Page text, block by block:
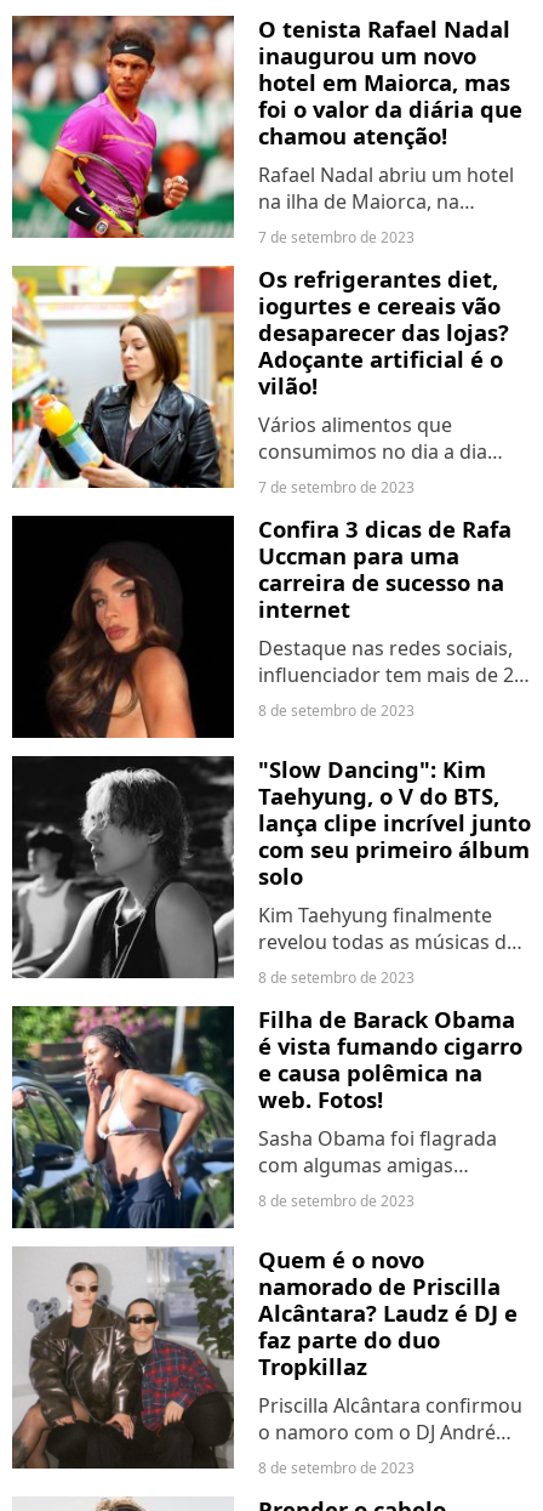
uma pessoa. Eles também
contam um pouco sobre sua
genética. Descubra as cores
de olhos...
O tenista Rafael Nadal
inaugurou um novo
hotel em Maiorca, mas
foi o valor da diária que
chamou atenção!
Rafael Nadal abriu um hotel
na ilha de Maiorca, na
Espanha. Seu novo
pegada mediterrânea e o
valor de uma única diária
surpreende!
7 de setembro de 2023
Os refrigerantes diet,
iogurtes e cereais vão
desaparecer das lojas?
Adoçante artificial é o
vilão!
Vários alimentos que
consumimos no dia a dia
contam com um adoçante
em sua composição. Porém,
segundo a OMS, ele tem
potencial cancerígeno.
7 de setembro de 2023
Confira 3 dicas de Rafa
Uccman para uma
carreira de sucesso na
internet
Destaque nas redes sociais,
influenciador tem mais de 20
milhões de seguidores.
8 de setembro de 2023
"Slow Dancing": Kim
Taehyung, o V do BTS,
lança clipe incrível junto
com seu primeiro álbum
solo
Kim Taehyung finalmente
revelou todas as músicas de
"Layover", seu primeiro
acompanhado de mais um
clipe incrível onde o idol
mostra mais sobre seu
estilo...
8 de setembro de 2023
Filha de Barack Obama
é vista fumando cigarro
e causa polêmica na
web. Fotos!
Sasha Obama foi flagrada
com algumas amigas
fumando um cigarro. As
e causaram um alvoroço.
Essa não é a primeira vez que
uma das filhas do ex-
presidente...
8 de setembro de 2023
Quem é o novo
namorado de Priscilla
Alcântara? Laudz é DJ e
faz parte do duo
Tropkillaz
Priscilla Alcântara confirmou
o namoro com o DJ André
Laudz, que faz parte do
8 de setembro de 2023